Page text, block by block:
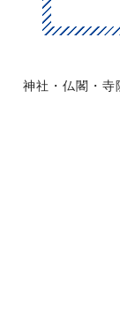
神社・仏閣・寺